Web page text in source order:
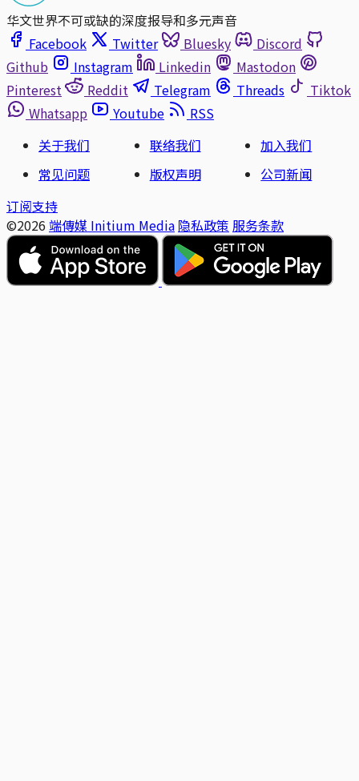
华文世界不可或缺的深度报导和多元声音
Facebook
Twitter Bluesky
Discord
Github
Instagram Linkedin
Mastodon
Pinterest
Reddit Telegram Threads
Tiktok
Whatsapp
Youtube
RSS
关于我们
联络我们
加入我们
常见问题
版权声明
公司新闻
订阅支持
©2026 端傳媒 Initium Media 隐私政策 服务条款